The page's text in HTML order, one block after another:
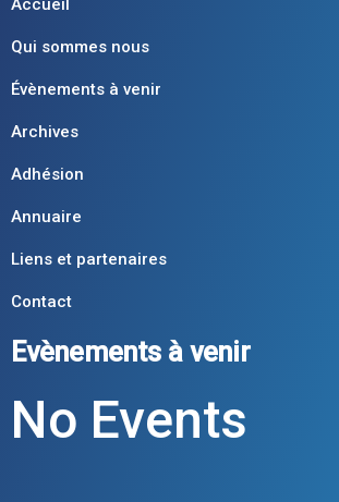
Accueil
Qui sommes nous
Évènements à venir
Archives
Adhésion
Annuaire
Liens et partenaires
Contact
Evènements à venir
No Events